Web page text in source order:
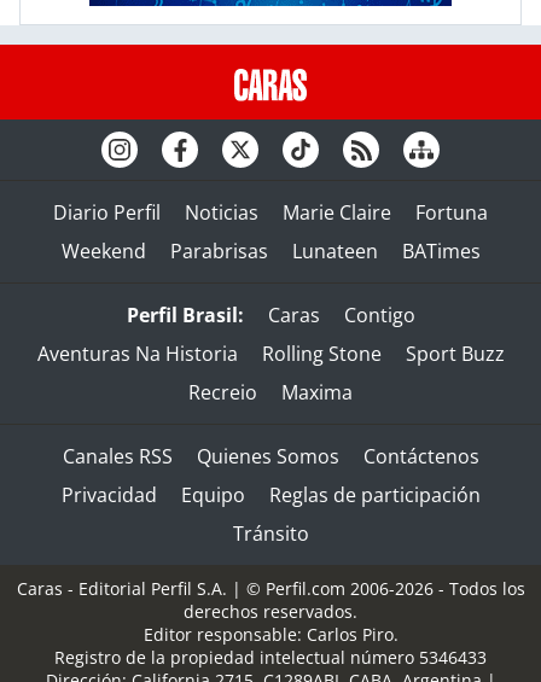
Diario Perfil Noticias Marie Claire
Fortuna
Weekend
Parabrisas Lunateen BATimes
Perfil Brasil: Caras
Contigo
Aventuras Na Historia
Rolling Stone
Sport Buzz
Recreio
Maxima
Canales RSS Quienes Somos
Contáctenos
Privacidad
Equipo
Reglas de participación
Tránsito
Caras - Editorial Perfil S.A. | © Perfil.com 2006-2026 - Todos los
derechos reservados.
Editor responsable: Carlos Piro.
Registro de la propiedad intelectual número 5346433